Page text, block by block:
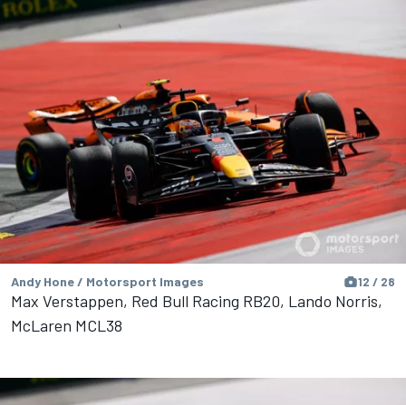
Andy Hone / Motorsport Images 12 / 28
Max Verstappen, Red Bull Racing RB20, Lando Norris,
McLaren MCL38